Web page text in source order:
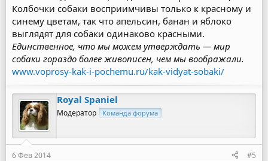
Колбочки собаки восприимчивы только к красному и
синему цветам, так что апельсин, банан и яблоко
выглядят для собаки одинаково красными.
Единственное, что мы можем утверждать — мир
собаки гораздо более живописен, чем мы воображали.
www.voprosy-kak-i-pochemu.ru/kak-vidyat-sobaki/
Royal Spaniel
Модератор Команда форума
6 Фев 2014 #5